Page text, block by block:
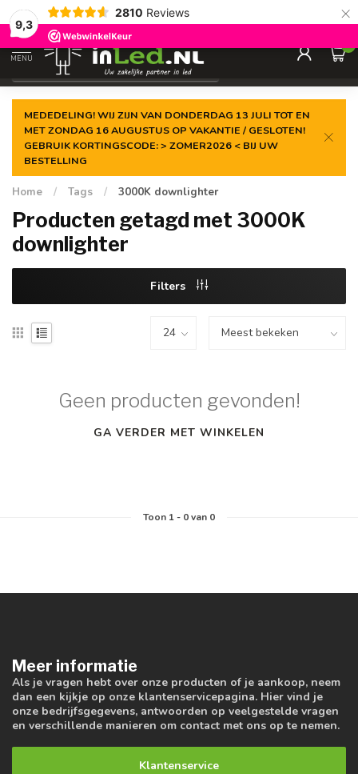
9,3
2810 Reviews ×
Gegarandeerde delaagste prijs
MENU
0
MEDEDELING! WIJ ZIJN VAN DONDERDAG 13 JULI TOT EN
MET ZONDAG 16 AUGUSTUS OP VAKANTIE / GESLOTEN!
GEBRUIK KORTINGSCODE: > ZOMER2026 < BIJ UW
BESTELLING
Home / Tags / 3000K downlighter
Producten getagd met 3000K
downlighter
Filters
Geen producten gevonden!
GA VERDER MET WINKELEN
Toon 1- 0van 0
Meer informatie
Als je vragen hebt over onze producten of je aankoop, neem
dan een kijkje op onze klantenservicepagina. Hier vind je
onze bedrijfsgegevens, antwoorden op veelgestelde vragen
en verschillende manieren om contact met ons op te nemen.
Klantenservice